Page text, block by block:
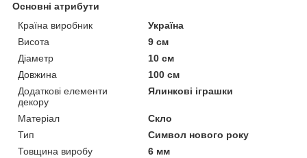
Основні атрибути
Країна виробник
Україна
Висота
9 см
Діаметр
10 см
Довжина
100 см
Додаткові елементи
декору
Ялинкові іграшки
Матеріал
Скло
Тип
Символ нового року
Товщина виробу
6 мм